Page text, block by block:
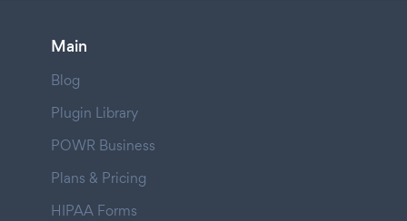
Main
Blog
Plugin Library
POWR Business
Plans & Pricing
HIPAA Forms